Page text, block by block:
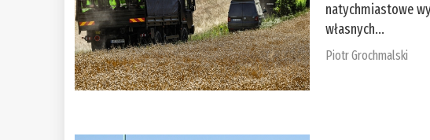
natychmiastowe
własnych...
Piotr Grochmalski